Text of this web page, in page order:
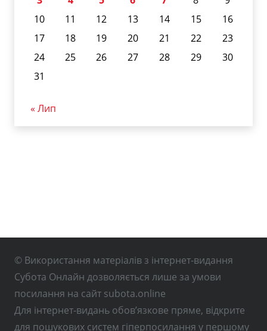
10
11 12 13 14 15
16
17
18 19 20 21 22
23
24
25 26 27 28 29
30
31
« Лип
© Використання матеріалів з інтернет-видання
Субота Онлайн дозволяється лише за умови
посилання на сайт subota.online
Для інтернет-видань обов’язкове пряме, відкрите
для пошукових систем гіперпосилання у першому